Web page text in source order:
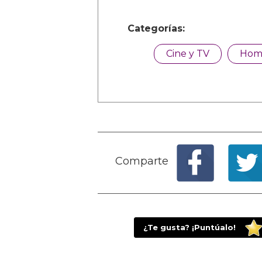
Categorías:
Cine y TV
Comparte
¿Te gusta? ¡Puntúalo!